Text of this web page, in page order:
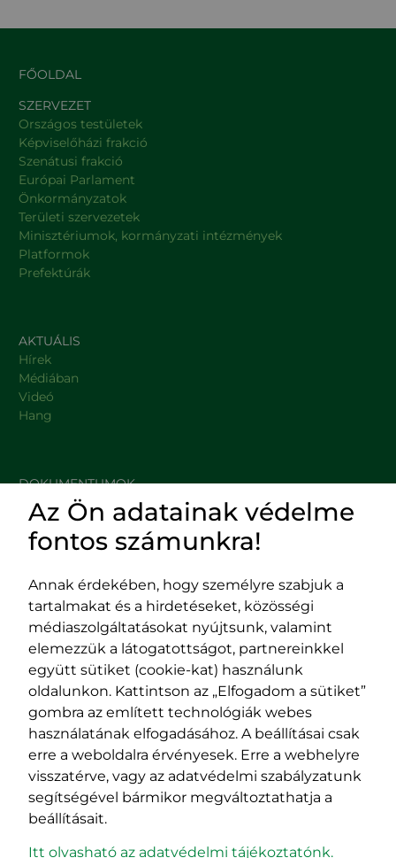
FŐOLDAL
SZERVEZET
Országos testületek
Képviselőházi frakció
Szenátusi frakció
Európai Parlament
Önkormányzatok
Területi szervezetek
Minisztériumok, kormányzati intézmények
Platformok
Prefektúrák
AKTUÁLIS
Hírek
Médiában
Videó
Hang
DOKUMENTUMOK
HASZNOS LINKEK
Impresszum
Adatvédelmi szabályzat
EPP program
400029 Kolozsvár,
Fürdő (Card. Iuliu Hossu) utca, 41.
szám
tel/fax:0723 250 321
email:office@rmdsz.ro
400489 Kolozsvár,
Majális utca, 60.
szám
tel/fax:0264 590 758
email:
office@rmdsz.ro
Az Ön adatainak védelme
fontos számunkra!
Annak érdekében, hogy személyre szabjuk a
tartalmakat és a hirdetéseket, közösségi
médiaszolgáltatásokat nyújtsunk, valamint
elemezzük a látogatottságot, partnereinkkel
együtt sütiket (cookie-kat) használunk
oldalunkon. Kattintson az „Elfogadom a sütiket”
gombra az említett technológiák webes
használatának elfogadásához. A beállításai csak
erre a weboldalra érvényesek. Erre a webhelyre
visszatérve, vagy az adatvédelmi szabályzatunk
segítségével bármikor megváltoztathatja a
beállításait.
Itt olvasható az adatvédelmi tájékoztatónk.